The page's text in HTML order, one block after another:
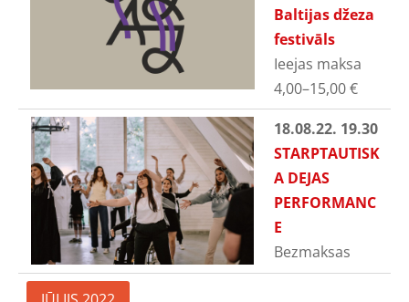
Baltijas džeza
festivāls
Ieejas maksa
4,00–15,00€
18.08.22. 19.30
STARPTAUTISK
A DEJAS
PERFORMANC
E
Bezmaksas